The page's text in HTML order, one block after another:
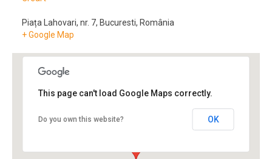
Piața Lahovari, nr. 7, Bucuresti, România
+ Google Map
This page can't load Google Maps correctly.
Do you own this website? OK